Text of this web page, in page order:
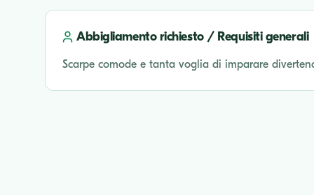
Abbigliamento richiesto / Requisiti generali
Scarpe comode e tanta voglia di imparare